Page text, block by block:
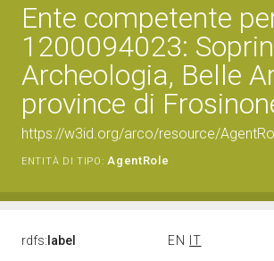
Ente competente
1200094023:
Archeologia, Belle
province di
https://w3id.org/arco/resource/
ENTITÀ DI TIPO: AgentRole
rdfs: label EN
IT